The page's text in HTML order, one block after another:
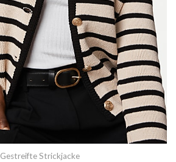
Gestreifte Strickjacke